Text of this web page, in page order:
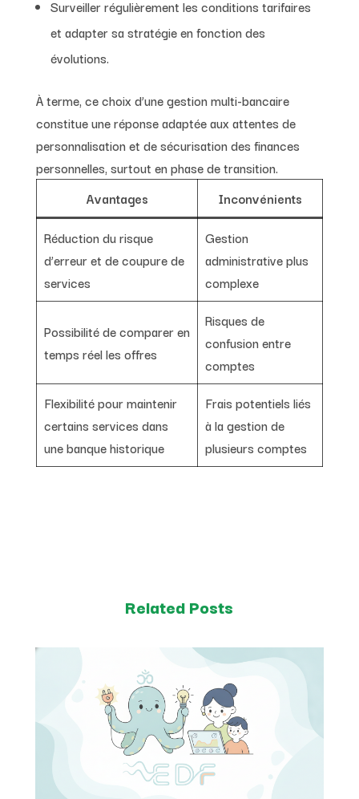
Surveiller régulièrement les conditions tarifaires
et adapter sa stratégie en fonction des
évolutions.
À terme, ce choix d’une gestion multi-bancaire
constitue une réponse adaptée aux attentes de
personnalisation et de sécurisation des finances
personnelles, surtout en phase de transition.
Avantages
Inconvénients
Réduction du risque
d’erreur et de coupure de
services
Gestion
administrative plus
complexe
Possibilité de comparer en
temps réel les offres
Risques de
confusion entre
comptes
Flexibilité pour maintenir
certains services dans
une banque historique
Frais potentiels liés
à la gestion de
plusieurs comptes
Related Posts